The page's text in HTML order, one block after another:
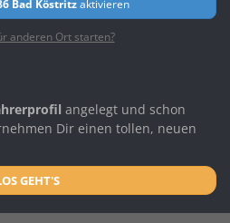
Bad Köstritzaktivieren
anderen Ort starten?
angelegt und schon
Dir einen tollen, neuen
GEHT'S